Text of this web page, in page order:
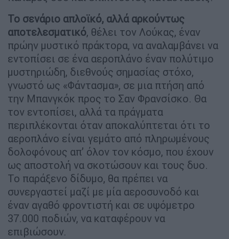
Το σενάριο απλοϊκό, αλλά αρκούντως
αποτελεσματικό, θέλει τον Λούκας, έναν
πρώην μυστικό πράκτορα, να αναλαμβάνει να
εντοπίσει σε ένα αεροπλάνο έναν πολύτιμο
μυστηριώδη, διεθνούς σημασίας στόχο,
γνωστό ως «Φάντασμα», σε μια πτήση από
την Μπανγκόκ προς το Σαν Φρανσίσκο. Θα
τον εντοπίσει, αλλά τα πράγματα
περιπλέκονται όταν αποκαλύπτεται ότι το
αεροπλάνο είναι γεμάτο από πληρωμένους
δολοφόνους απ’ όλον τον κόσμο, που έχουν
ως αποστολή να σκοτώσουν και τους δυο.
Το παράξενο δίδυμο, θα πρέπει να
συνεργαστεί μαζί με μία αεροσυνοδό και
έναν αγαθό φροντιστή και σε υψόμετρο
37.000 ποδιών, να καταφέρουν να
επιβιώσουν.